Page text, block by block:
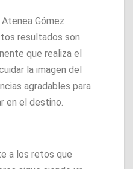
Gómez
resultados son
que realiza el
la imagen del
agradables para
en el destino.
a los retos que